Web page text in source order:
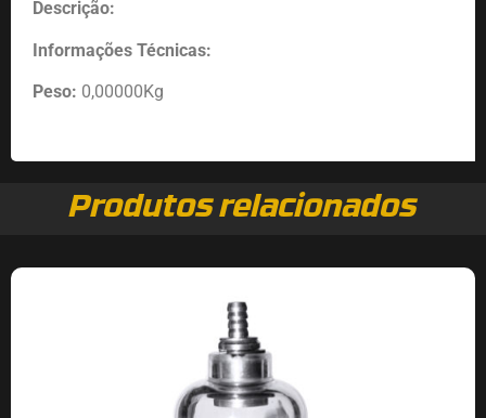
Descrição:
Informações Técnicas:
Peso: 0,00000Kg
Produtos relacionados